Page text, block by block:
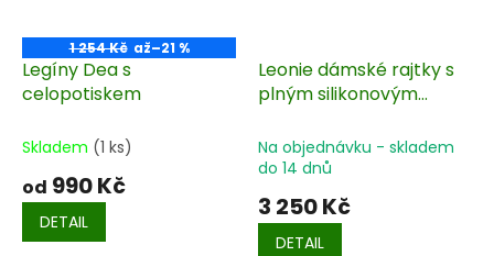
1 254 Kč až–21 %
Legíny Dea s
celopotiskem
Skladem (1 ks)
od 990 Kč
DETAIL
Leonie dámské rajtky s
plným silikonovým
Na objednávku - skladem
do 14 dnů
3 250 Kč
DETAIL